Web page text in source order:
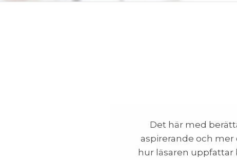
Det här med
aspirerande och mer
hur läsaren uppfattar